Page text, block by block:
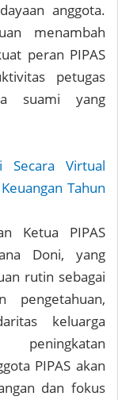
anggota.
menambah
peran PIPAS
petugas
suami yang
Secara Virtual
Tahun
Ketua PIPAS
Doni, yang
rutin sebagai
pengetahuan,
keluarga
peningkatan
PIPAS akan
dan fokus